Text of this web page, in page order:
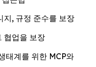
지, 규정 준수를 보장
협업을 보장
태계를 위한 MCP와